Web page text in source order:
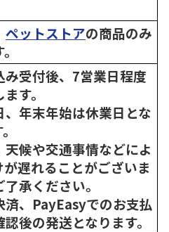
ペットストアの商品のみ
み受付後、7営業日程度
す。
年末年始は休業日とな
候や交通事情などによ
が遅れることがございま
承ください。
、PayEasyでのお支払
後の発送となります。